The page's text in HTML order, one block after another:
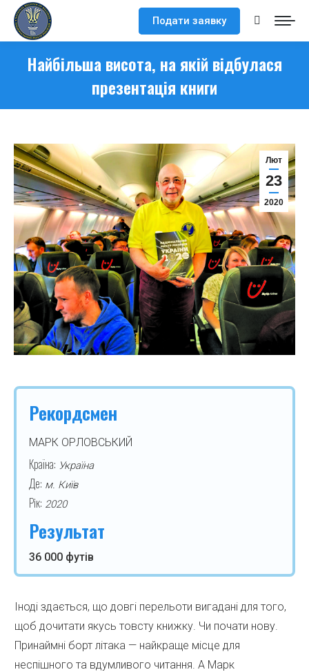
Подати заявку Search:
Найбільша висота, на якій відбулася
презентація книги
Лют
23
2020
Рекордсмен
МАРК ОРЛОВСЬКИЙ
Країна: Україна
Де: м. Київ
Рік: 2020
Результат
36 000 футів
Іноді здається, що довгі перельоти вигадані для того,
щоб дочитати якусь товсту книжку. Чи почати нову.
Принаймні борт літака — найкраще місце для
неспішного та вдумливого читання. А Марк